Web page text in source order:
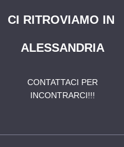
CI RITROVIAMO IN
ALESSANDRIA
CONTATTACI PER
INCONTRARCI!!!